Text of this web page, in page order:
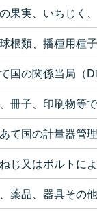
果実、いちじく
根類、播種用種
国の関係当局（
冊子、印刷物等
て国の計量器管
じ又はボルトに
薬品、器具その